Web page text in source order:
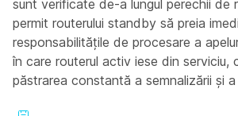
sunt verificate de-a lungul perechii de
permit routerului standby să preia
responsabilitățile de procesare a
în care routerul activ iese din serviciu,
păstrarea constantă a semnalizării și